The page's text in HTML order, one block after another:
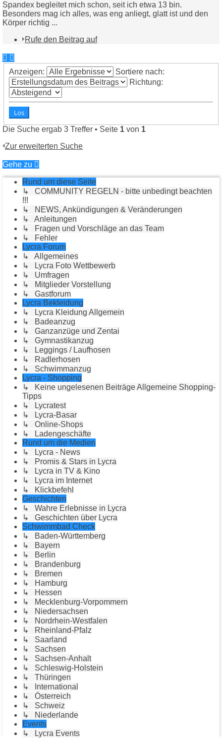
Spandex begleitet mich schon, seit ich etwa 13 bin.
Besonders mag ich alles, was eng anliegt, glatt ist und den
Körper richtig ...
Rufe den Beitrag auf
Anzeigen:
Sortiere nach:
Richtung:
Die Suche ergab 3 Treffer • Seite 1 von 1
Zur erweiterten Suche
Gehe zu
Rund um diese Seite
↳ COMMUNITY REGELN - bitte unbedingt beachten
!!!
↳ NEWS, Ankündigungen & Veränderungen
↳ Anleitungen
↳ Fragen und Vorschläge an das Team
↳ Fehler
Lycra Forum
↳ Allgemeines
↳ Lycra Foto Wettbewerb
↳ Umfragen
↳ Mitglieder Vorstellung
↳ Gastforum
Lycra Bekleidung
↳ Lycra Kleidung Allgemein
↳ Badeanzug
↳ Ganzanzüge und Zentai
↳ Gymnastikanzug
↳ Leggings / Laufhosen
↳ Radlerhosen
↳ Schwimmanzug
Lycra - Shopping
↳ Keine ungelesenen Beiträge Allgemeine Shopping-
Tipps
↳ Lycratest
↳ Lycra-Basar
↳ Online-Shops
↳ Ladengeschäfte
Rund um die Medien
↳ Lycra - News
↳ Promis & Stars in Lycra
↳ Lycra in TV & Kino
↳ Lycra im Internet
↳ Klickbefehl
Geschichten
↳ Wahre Erlebnisse in Lycra
↳ Geschichten über Lycra
Schwimmbad Check
↳ Baden-Württemberg
↳ Bayern
↳ Berlin
↳ Brandenburg
↳ Bremen
↳ Hamburg
↳ Hessen
↳ Mecklenburg-Vorpommern
↳ Niedersachsen
↳ Nordrhein-Westfalen
↳ Rheinland-Pfalz
↳ Saarland
↳ Sachsen
↳ Sachsen-Anhalt
↳ Schleswig-Holstein
↳ Thüringen
↳ International
↳ Österreich
↳ Schweiz
↳ Niederlande
Events
↳ Lycra Events